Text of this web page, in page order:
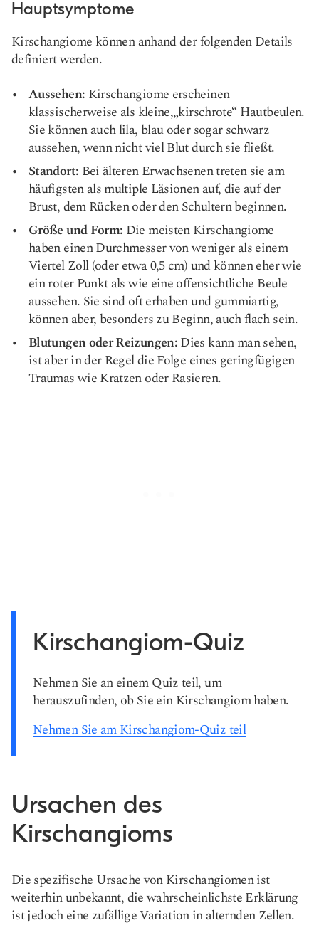
Hauptsymptome
Kirschangiome können anhand der folgenden Details
definiert werden.
Aussehen: Kirschangiome erscheinen
klassischerweise als kleine,„kirschrote“ Hautbeulen.
Sie können auch lila, blau oder sogar schwarz
aussehen, wenn nicht viel Blut durch sie fließt.
Standort: Bei älteren Erwachsenen treten sie am
häufigsten als multiple Läsionen auf, die auf der
Brust, dem Rücken oder den Schultern beginnen.
Größe und Form: Die meisten Kirschangiome
haben einen Durchmesser von weniger als einem
Viertel Zoll (oder etwa 0,5 cm) und können eher wie
ein roter Punkt als wie eine offensichtliche Beule
aussehen. Sie sind oft erhaben und gummiartig,
können aber, besonders zu Beginn, auch flach sein.
Blutungen oder Reizungen:Dies kann man sehen,
ist aber in der Regel die Folge eines geringfügigen
Traumas wie Kratzen oder Rasieren.
Kirschangiom-Quiz
Nehmen Sie an einem Quiz teil, um
herauszufinden, ob Sie ein Kirschangiom haben.
Nehmen Sie am Kirschangiom-Quiz teil
Ursachen des
Kirschangioms
Die spezifische Ursache von Kirschangiomen ist
weiterhin unbekannt, die wahrscheinlichste Erklärung
ist jedoch eine zufällige Variation in alternden Zellen.